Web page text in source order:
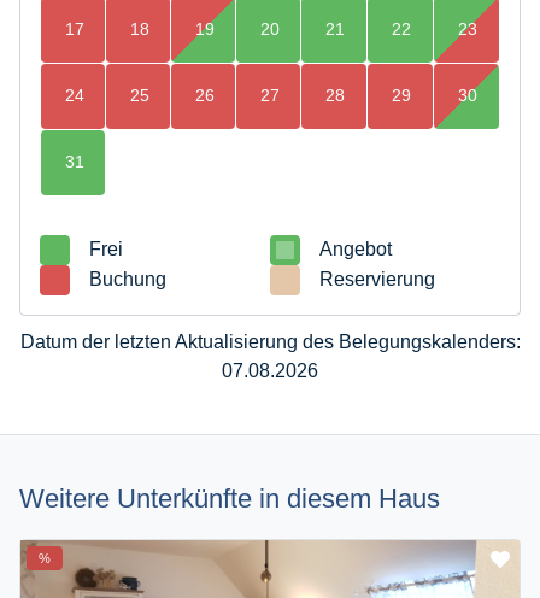
17 18 19 20 21 22 23
24 25 26 27 28 29 30
31
Frei
Angebot
Buchung
Reservierung
Datum der letzten Aktualisierung des Belegungskalenders:
07.08.2026
Weitere Unterkünfte in diesem Haus
%